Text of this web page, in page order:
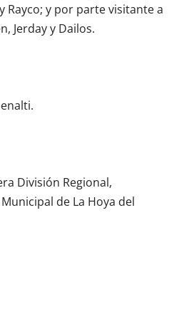
Rayco; y por parte visitante a
Jerday y Dailos.
División Regional,
de La Hoya del